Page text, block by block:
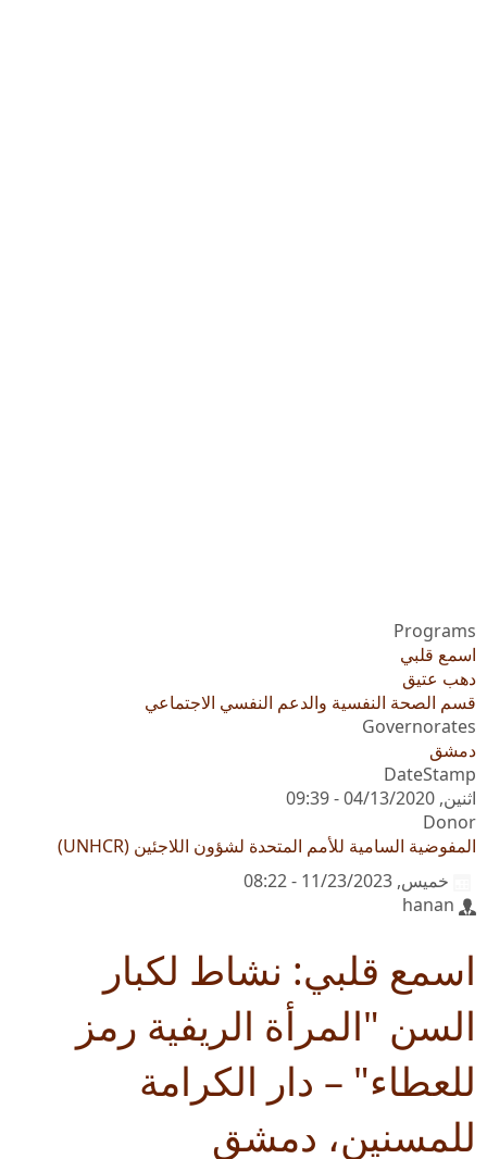
Programs
اسمع قلبي
دهب عتيق
قسم الصحة النفسية والدعم النفسي الاجتماعي
Governorates
دمشق
DateStamp
اثنين, 04/13/2020 - 09:39
Donor
المفوضية السامية للأمم المتحدة لشؤون اللاجئين (UNHCR)
خميس, 11/23/2023 - 08:22
hanan
اسمع قلبي: نشاط لكبار
السن "المرأة الريفية رمز
للعطاء" – دار الكرامة
للمسنين، دمشق